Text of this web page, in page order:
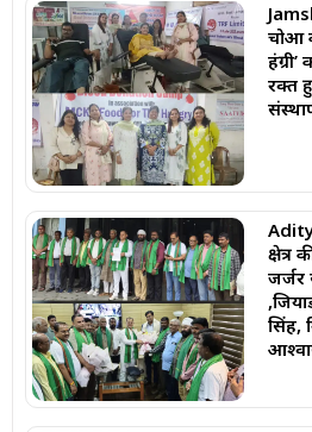
चोआ
रक्त
क्षेत्र
जर्जर
सिंह,